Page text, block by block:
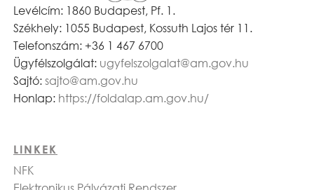
Levélcím: 1860 Budapest, Pf. 1.
Székhely: 1055 Budapest, Kossuth Lajos tér 11.
Telefonszám: +36 1 467 6700
Ügyfélszolgálat: ugyfelszolgalat@am.gov.hu
Sajtó: sajto@am.gov.hu
Honlap: https://foldalap.am.gov.hu/
LINKEK
NFK